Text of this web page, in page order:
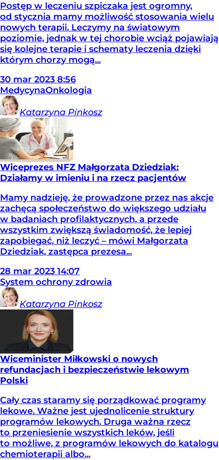
Postęp w leczeniu szpiczaka jest ogromny,
od stycznia mamy możliwość stosowania wielu
nowych terapii. Leczymy na światowym
poziomie, jednak w tej chorobie wciąż pojawiają
się kolejne terapie i schematy leczenia dzięki
którym chorzy mogą...
30 mar 2023 8:56
MedycynaOnkologia
Katarzyna Pinkosz
Wiceprezes NFZ Małgorzata Dziedziak:
Działamy w imieniu i na rzecz pacjentów
Mamy nadzieję, że prowadzone przez nas akcje
zachęcą społeczeństwo do większego udziału
w badaniach profilaktycznych, a przede
wszystkim zwiększą świadomość, że lepiej
zapobiegać, niż leczyć – mówi Małgorzata
Dziedziak, zastępca prezesa...
28 mar 2023 14:07
System ochrony zdrowia
Katarzyna Pinkosz
Wiceminister Miłkowski o nowych
refundacjach i bezpieczeństwie lekowym
Polski
Cały czas staramy się porządkować programy
lekowe. Ważne jest ujednolicenie struktury
programów lekowych. Druga ważna rzecz
to przeniesienie wszystkich leków, jeśli
to możliwe, z programów lekowych do katalogu
chemioterapii albo...